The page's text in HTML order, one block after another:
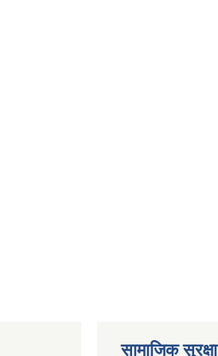
सामाजिक सुरक्षा